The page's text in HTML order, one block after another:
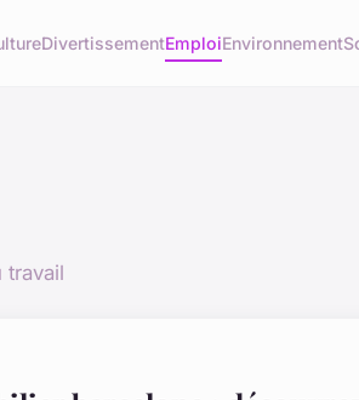
DivertissementEmploiEnvironnement
travail